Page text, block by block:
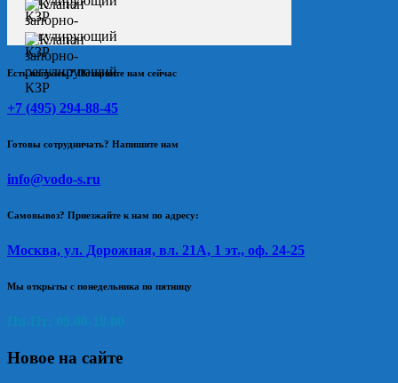
Есть вопросы? Позвоните нам сейчас
+7 (495) 294-88-45
Готовы сотрудничать? Напишите нам
info@vodo-s.ru
Самовывоз? Приезжайте к нам по адресу:
Москва, ул. Дорожная, вл. 21А, 1 эт., оф. 24-25
Мы открыты с понедельника по пятницу
Новое на сайте